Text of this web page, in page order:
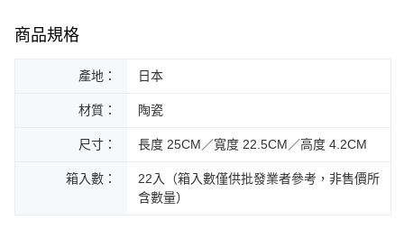
商品規格
產地： 日本
材質： 陶瓷
尺寸： 長度 25CM／寬度 22.5CM／高度 4.2CM
箱入數：
22入（箱入數僅供批發業者參考，非售價所
含數量）